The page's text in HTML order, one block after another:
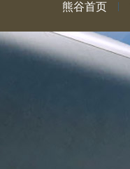
熊谷首页